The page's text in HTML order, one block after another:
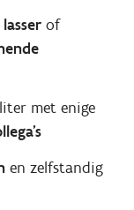
lasser of
met enige
en zelfstandig